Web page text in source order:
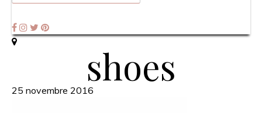
shoes
25 novembre 2016